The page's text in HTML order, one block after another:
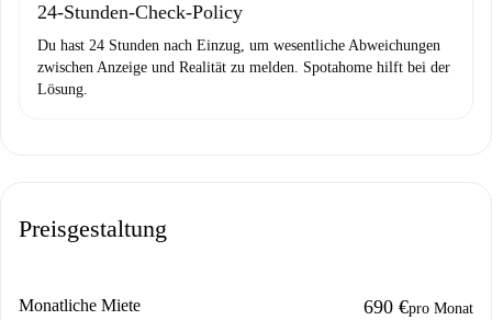
24-Stunden-Check-Policy
Du hast 24 Stunden nach Einzug, um wesentliche Abweichungen
zwischen Anzeige und Realität zu melden. Spotahome hilft bei der
Lösung.
Preisgestaltung
Monatliche Miete 690 €pro Monat